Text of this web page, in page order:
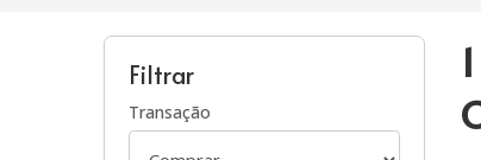
Filtrar
Transação